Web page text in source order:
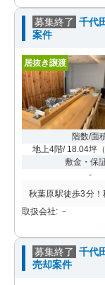
募集終了 千代
案件
居抜き譲渡
階数/面
地上4階/ 18.04坪 （
敷金・保
-
秋葉原駅徒歩3分
取扱会社: －
募集終了 千代
売却案件